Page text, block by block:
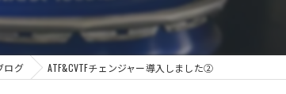
ログ ATF&CVTFチェンジャー導入しました②